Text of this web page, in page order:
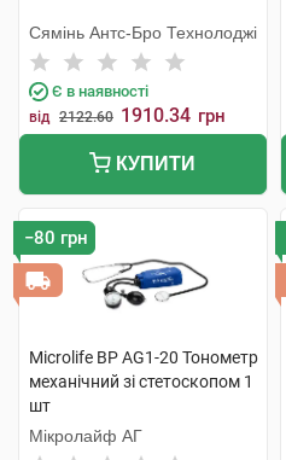
Сямінь Антс-Бро Технолоджі
Є в наявності
від 2122.60 1910.34 грн
КУПИТИ
−80 грн
Microlife BP AG1-20 Тонометр
механічний зі стетоскопом 1
шт
Мікролайф AГ